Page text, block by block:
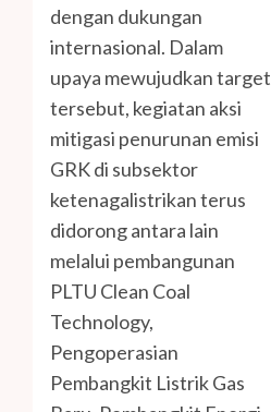
dengan dukungan
internasional. Dalam
upaya mewujudkan target
tersebut, kegiatan aksi
mitigasi penurunan emisi
GRK di subsektor
ketenagalistrikan terus
didorong antara lain
melalui pembangunan
PLTU Clean Coal
Technology,
Pengoperasian
Pembangkit Listrik Gas